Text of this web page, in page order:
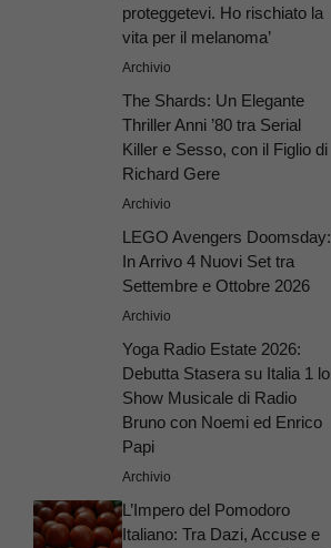
proteggetevi. Ho rischiato la
vita per il melanoma’
Archivio
The Shards: Un Elegante
Thriller Anni ’80 tra Serial
Killer e Sesso, con il Figlio di
Richard Gere
Archivio
LEGO Avengers Doomsday:
In Arrivo 4 Nuovi Set tra
Settembre e Ottobre 2026
Archivio
Yoga Radio Estate 2026:
Debutta Stasera su Italia 1 lo
Show Musicale di Radio
Bruno con Noemi ed Enrico
Papi
Archivio
L’Impero del Pomodoro
Italiano: Tra Dazi, Accuse e